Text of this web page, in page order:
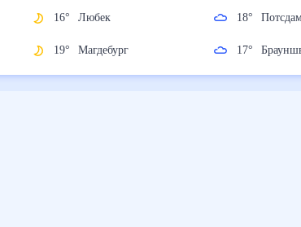
16° Любек
19° Магдебург
18°
17°